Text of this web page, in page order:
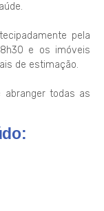
pela
e os imóveis
de estimação.
abranger todas as